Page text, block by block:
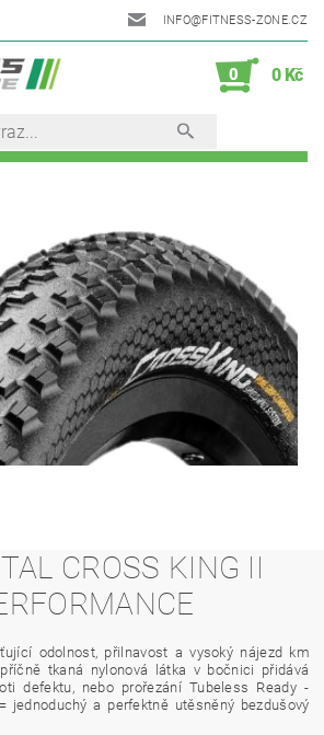
INFO@FITNESS-ZONE.CZ
0 0 Kč
CROSS KING II
odolnost, přilnavost a vysoký nájezd km
tkaná nylonová látka v bočnici přidává
defektu, nebo prořezání Tubeless Ready -
jednoduchý a perfektně utěsněný bezdušový